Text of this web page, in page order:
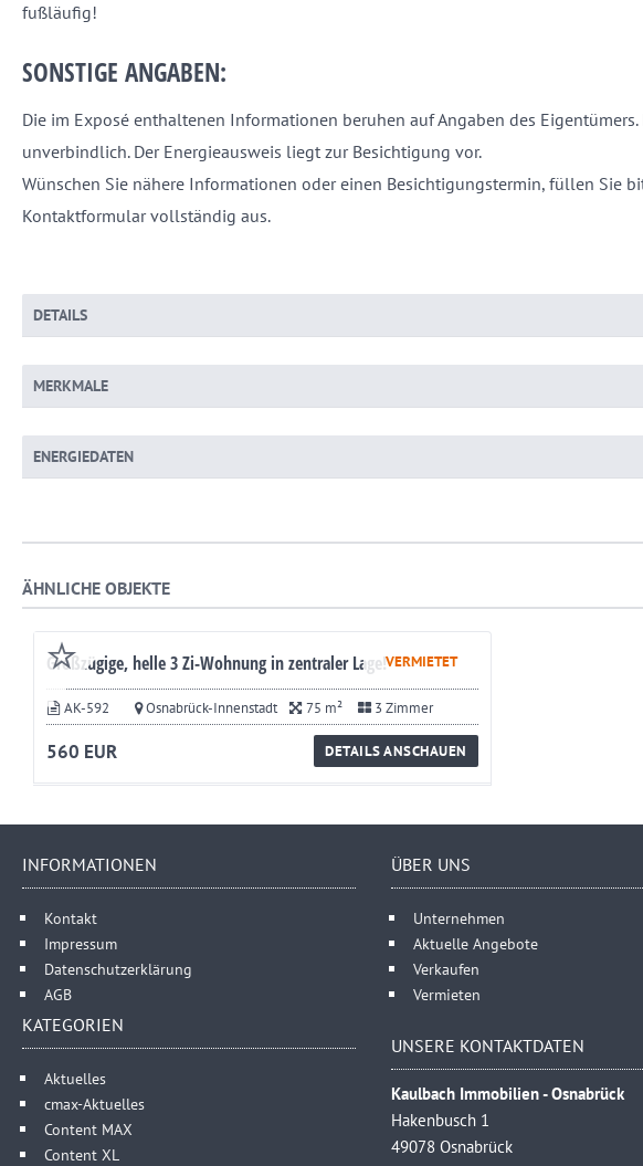
fußläufig!
SONSTIGE ANGABEN:
Die im Exposé enthaltenen Informationen beruhen auf Angaben des
unverbindlich. Der Energieausweis liegt zur Besichtigung vor.
Wünschen Sie nähere Informationen oder einen Besichtigungstermin, füllen Sie
Kontaktformular vollständig aus.
DETAILS
MERKMALE
ENERGIEDATEN
ÄHNLICHE OBJEKTE
VERMIETET
Großzügige, helle 3 Zi-Wohnung in zentraler Lage!
AK-592 Osnabrück-Innenstadt 75 m² 3 Zimmer
560 EUR DETAILS ANSCHAUEN
INFORMATIONEN
Kontakt
Impressum
Datenschutzerklärung
AGB
KATEGORIEN
Aktuelles
cmax-Aktuelles
Content MAX
Content XL
ÜBER UNS
Unternehmen
Aktuelle Angebote
Verkaufen
Vermieten
UNSERE KONTAKTDATEN
Kaulbach Immobilien - Osnabrück
Hakenbusch 1
49078 Osnabrück